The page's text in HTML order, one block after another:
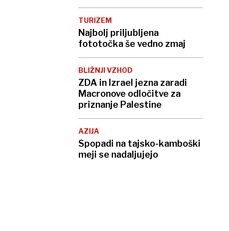
TURIZEM
Najbolj priljubljena
fototočka še vedno zmaj
BLIŽNJI VZHOD
ZDA in Izrael jezna zaradi
Macronove odločitve za
priznanje Palestine
AZIJA
Spopadi na tajsko-kamboški
meji se nadaljujejo